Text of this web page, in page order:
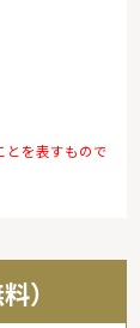
を表すもので
）